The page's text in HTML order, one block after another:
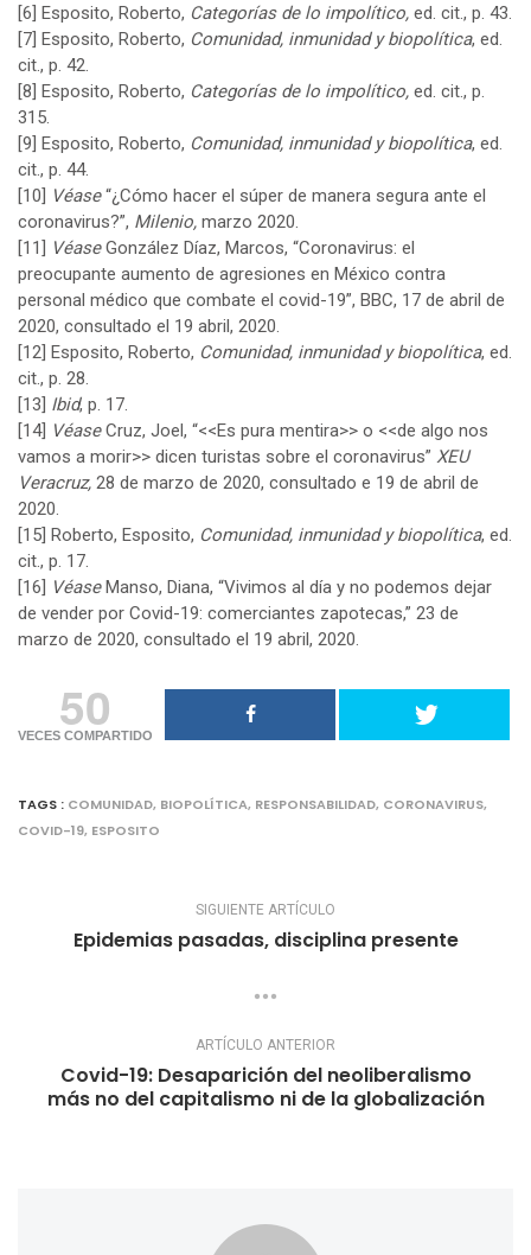
[6] Esposito, Roberto, Categorías de lo impolítico, ed. cit., p. 43.
[7] Esposito, Roberto, Comunidad, inmunidad y biopolítica, ed.
cit., p. 42.
[8] Esposito, Roberto, Categorías de lo impolítico, ed. cit., p.
315.
[9] Esposito, Roberto, Comunidad, inmunidad y biopolítica, ed.
cit., p. 44.
[10] Véase“¿Cómo hacer el súper de manera segura ante el
coronavirus?”, Milenio, marzo 2020.
[11] VéaseGonzález Díaz, Marcos, “Coronavirus: el
preocupante aumento de agresiones en México contra
personal médico que combate el covid-19”, BBC, 17 de abril de
2020, consultado el 19 abril, 2020.
[12] Esposito, Roberto, Comunidad, inmunidad y biopolítica, ed.
cit., p. 28.
[13] Ibid, p. 17.
[14] VéaseCruz, Joel, “<<Es pura mentira>> o <<de algo nos
vamos a morir>> dicen turistas sobre el coronavirus” XEU
Veracruz, 28 de marzo de 2020, consultado e 19 de abril de
2020.
[15] Roberto, Esposito, Comunidad, inmunidad y biopolítica, ed.
cit., p. 17.
[16] VéaseManso, Diana, “Vivimos al día y no podemos dejar
de vender por Covid-19: comerciantes zapotecas,” 23 de
marzo de 2020, consultado el 19 abril, 2020.
50
VECES COMPARTIDO
TAGS : COMUNIDAD, BIOPOLÍTICA, RESPONSABILIDAD, CORONAVIRUS,
COVID-19, ESPOSITO
SIGUIENTE ARTÍCULO
Epidemias pasadas, disciplina presente
ARTÍCULO ANTERIOR
Covid-19: Desaparición del neoliberalismo
más no del capitalismo ni de la globalización